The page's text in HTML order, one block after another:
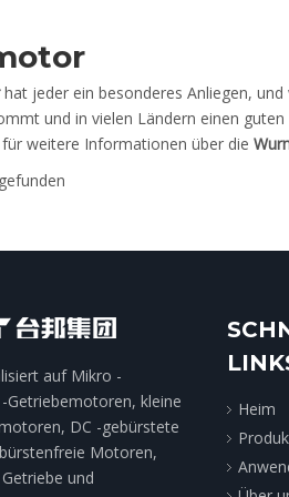
hat jeder ein besonderes Anliegen,
und in vielen Ländern einen
für weitere Informationen über die
auf Mikro -
Getriebemotoren, kleine
DC -gebürstete
Motoren,
und
Heim